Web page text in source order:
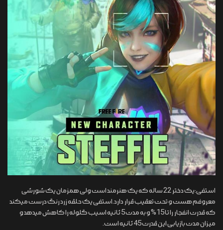
استفی:یک دختر 22 ساله که یک هنرمند است ولی همزمان یک شورشی
معروفم هست و تحت تعقیب قرار دارد.استفی یک حلقه زرد رنگ درست میکند
که قدرت انفجار را تا 15% و به مدت 5 ثانیه اسیب گلوله را کاهش میدهد و
میزان مدت بازیابی این قدرت 45 ثانیه است.